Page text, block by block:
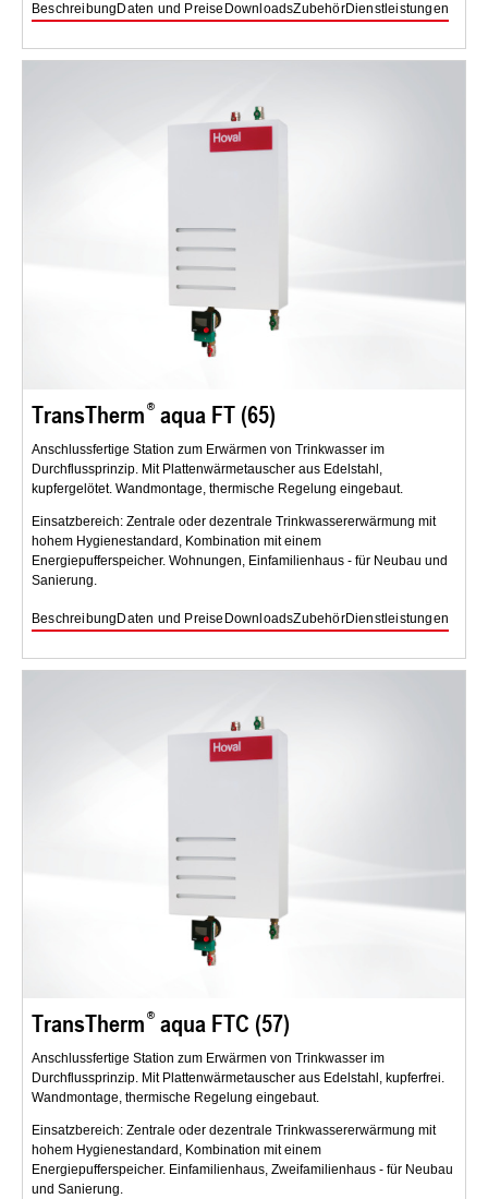
Beschreibung Daten und Preise DownloadsZubehörDienstleistungen
TransTherm aqua FT (65)
Anschlussfertige Station zum Erwärmen von Trinkwasser im
Durchflussprinzip. Mit Plattenwärmetauscher aus Edelstahl,
kupfergelötet. Wandmontage, thermische Regelung eingebaut.
Einsatzbereich: Zentrale oder dezentrale Trinkwassererwärmung mit
hohem Hygienestandard, Kombination mit einem
Energiepufferspeicher. Wohnungen, Einfamilienhaus - für Neubau und
Sanierung.
BeschreibungDaten und Preise DownloadsZubehörDienstleistungen
TransTherm aqua FTC (57)
Anschlussfertige Station zum Erwärmen von Trinkwasser im
Durchflussprinzip. Mit Plattenwärmetauscher aus Edelstahl, kupferfrei.
Wandmontage, thermische Regelung eingebaut.
Einsatzbereich: Zentrale oder dezentrale Trinkwassererwärmung mit
hohem Hygienestandard, Kombination mit einem
Energiepufferspeicher. Einfamilienhaus, Zweifamilienhaus - für Neubau
und Sanierung.